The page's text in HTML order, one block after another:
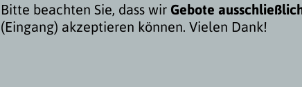
Bitte beachten Sie, dass wir Gebote
(Eingang) akzeptieren können. Vielen Dank!